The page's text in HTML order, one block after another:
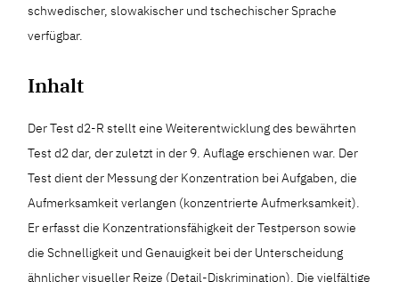
schwedischer, slowakischer und tschechischer Sprache
verfügbar.
Inhalt
Der Test d2-R stellt eine Weiterentwicklung des bewährten
Test d2 dar, der zuletzt in der 9. Auflage erschienen war. Der
Test dient der Messung der Konzentration bei Aufgaben, die
Aufmerksamkeit verlangen (konzentrierte Aufmerksamkeit).
Er erfasst die Konzentrationsfähigkeit der Testperson sowie
die Schnelligkeit und Genauigkeit bei der Unterscheidung
ähnlicher visueller Reize (Detail-Diskrimination). Die vielfältige